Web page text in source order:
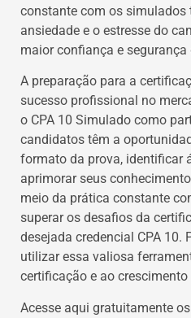
constante com os simulados
ansiedade e o estresse do
maior confiança e segurança
A preparação para a
sucesso profissional no
o CPA 10 Simulado como
candidatos têm a
formato da prova, identificar
aprimorar seus
meio da prática constante
superar os desafios da
desejada credencial CPA 10.
utilizar essa valiosa
certificação e ao
Acesse aqui gratuitamente